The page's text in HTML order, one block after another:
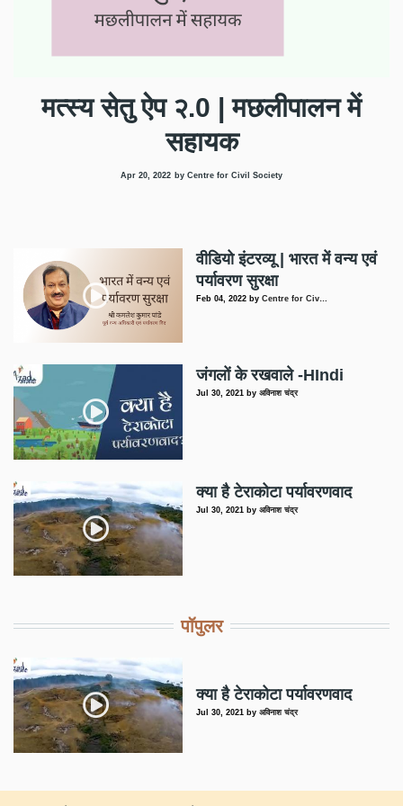
मत्स्य सेतु ऐप २.0 | मछलीपालन में
सहायक
Apr 20, 2022 by Centre for Civil Society
वीडियो इंटरव्यू | भारत में वन्य एवं
पर्यावरण सुरक्षा
Feb 04, 2022 byCentre for Civ…
जंगलों के रखवाले -HIndi
Jul 30, 2021 byअविनाश चंद्र
क्या है टेराकोटा पर्यावरणवाद
Jul 30, 2021 byअविनाश चंद्र
पॉपुलर
क्या है टेराकोटा पर्यावरणवाद
Jul 30, 2021 byअविनाश चंद्र